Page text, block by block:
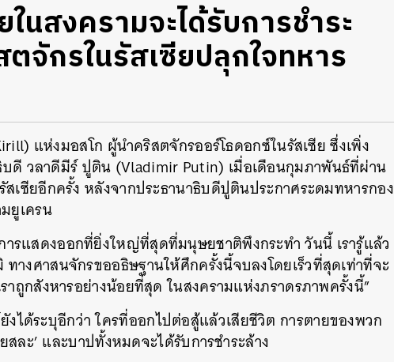
นสงครามจะได้รับการชำระ
จักรในรัสเซียปลุกใจทหาร
แห่งมอสโก ผู้นำคริสตจักรออร์โธดอกซ์ในรัสเซีย ซึ่งเพิ่ง
บดี วลาดีมีร์ ปูติน (Vladimir Putin) เมื่อเดือนกุมภาพันธ์ที่ผ่าน
เซียอีกครั้ง หลังจากประธานาธิบดีปูตินประกาศระดมทหารกอง
ยูเครน
ารแสดงออกที่ยิ่งใหญ่ที่สุดที่มนุษยชาติพึงกระทำ วันนี้ เรารู้แล้ว
างศาสนจักรขออธิษฐานให้ศึกครั้งนี้จบลงโดยเร็วที่สุดเท่าที่จะ
ถูกสังหารอย่างน้อยที่สุด ในสงครามแห่งภราดรภาพครั้งนี้”
ได้ระบุอีกว่า ใครที่ออกไปต่อสู้แล้วเสียชีวิต การตายของพวก
สละ’ และบาปทั้งหมดจะได้รับการชำระล้าง